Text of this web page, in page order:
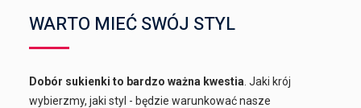
WARTO MIEĆ SWÓJ STYL
Dobór sukienki to bardzo ważna kwestia . Jaki krój
wybierzmy, jaki styl - będzie warunkować nasze